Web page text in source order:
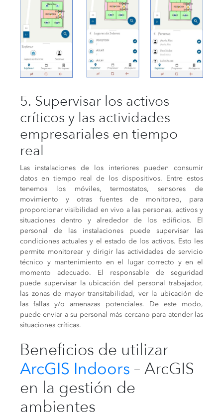
5. Supervisar los activos
críticos y las actividades
empresariales en tiempo
real
Las instalaciones de los interiores pueden consumir
datos en tiempo real de los dispositivos. Entre estos
tenemos los móviles, termostatos, sensores de
movimiento y otras fuentes de monitoreo, para
proporcionar visibilidad en vivo a las personas, activos y
situaciones dentro y alrededor de los edificios. El
personal de las instalaciones puede supervisar las
condiciones actuales y el estado de los activos. Esto les
permite monitorear y dirigir las actividades de servicio
técnico y mantenimiento en el lugar correcto y en el
momento adecuado. El responsable de seguridad
puede supervisar la ubicación del personal trabajador,
las zonas de mayor transitabilidad, ver la ubicación de
las fallas y/o amenazas potenciales. De este modo,
puede enviar a su personal más cercano para atender las
situaciones críticas.
Beneficios de utilizar
ArcGIS Indoors – ArcGIS
en la gestión de
ambientes